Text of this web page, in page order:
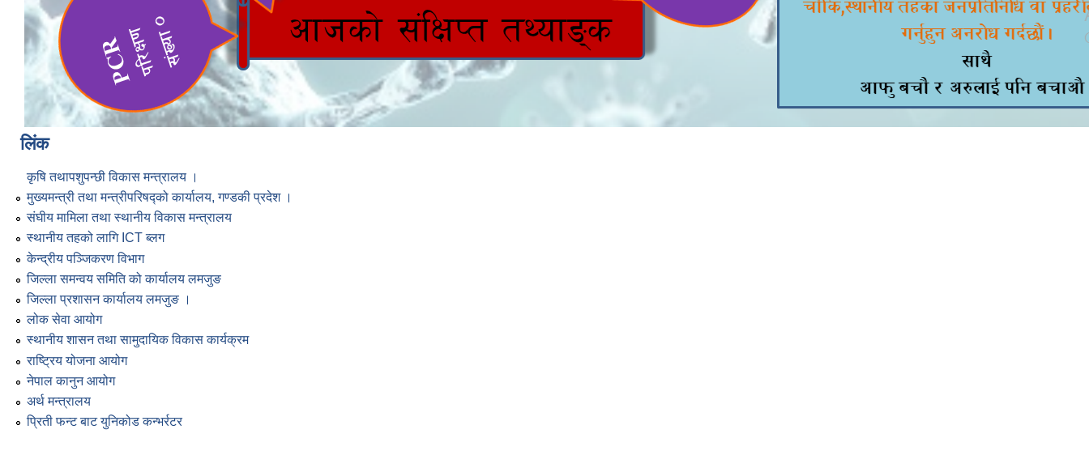
लिंक
कृषि तथापशुपन्छी विकास मन्त्रालय ।
मुख्यमन्त्री तथा मन्त्रीपरिषद्को कार्यालय, गण्डकी प्रदेश ।
संघीय मामिला तथा स्थानीय विकास मन्त्रालय
स्थानीय तहको लागि ICT ब्लग
केन्द्रीय पञ्जिकरण विभाग
जिल्ला समन्वय समिति को कार्यालय लमजुङ
जिल्ला प्रशासन कार्यालय लमजुङ ।
लोक सेवा आयोग
स्थानीय शासन तथा सामुदायिक विकास कार्यक्रम
राष्ट्रिय योजना आयोग
नेपाल कानुन आयोग
अर्थ मन्त्रालय
प्रिती फन्ट बाट युनिकोड कन्भर्रटर